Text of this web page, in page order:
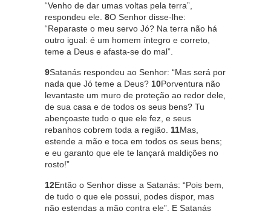
“Venho de dar umas voltas pela terra”,
respondeu ele. 8O Senhor disse-lhe:
“Reparaste o meu servo Jó? Na terra não há
outro igual: é um homem íntegro e correto,
teme a Deus e afasta-se do mal”.
9Satanás respondeu ao Senhor: “Mas será por
nada que Jó teme a Deus? 10Porventura não
levantaste um muro de proteção ao redor dele,
de sua casa e de todos os seus bens? Tu
abençoaste tudo o que ele fez, e seus
rebanhos cobrem toda a região. 11Mas,
estende a mão e toca em todos os seus bens;
e eu garanto que ele te lançará maldições no
rosto!”
12Então o Senhor disse a Satanás: “Pois bem,
de tudo o que ele possui, podes dispor, mas
não estendas a mão contra ele”. E Satanás